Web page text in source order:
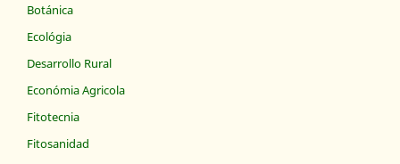
Botánica
Ecológia
Desarrollo Rural
Económia Agricola
Fitotecnia
Fitosanidad